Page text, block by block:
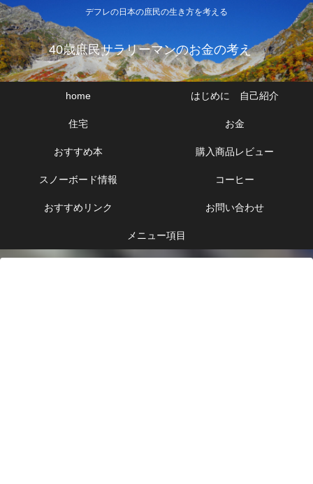
デフレの日本の庶民の生き方を考える
40歳庶民サラリーマンのお金の考え
home はじめに 自己紹介
住宅 お金
おすすめ本 購入商品レビュー
スノーボード情報 コーヒー
おすすめリンク お問い合わせ
メニュー項目